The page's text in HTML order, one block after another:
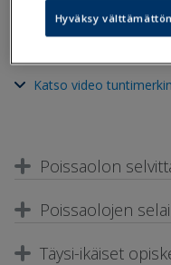
Huoltajat ja täysi-ikäiset
poissaoloja Wilman kautta
Katso video
Poissaolon
Poissaolojen
Täysi-ikäiset
Hyväksy